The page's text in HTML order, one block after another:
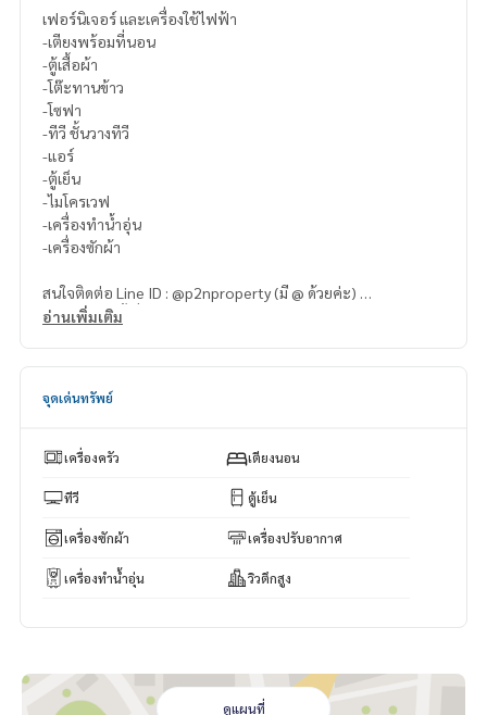
เฟอร์นิเจอร์ และเครื่องใช้ไฟฟ้า
-เตียงพร้อมที่นอน
-ตู้เสื้อผ้า
-โต๊ะทานข้าว
-โซฟา
-ทีวี ชั้นวางทีวี
-แอร์
-ตู้เย็น
-ไมโครเวฟ
-เครื่องทำน้ำอุ่น
-เครื่องซักผ้า
สนใจติดต่อ Line ID : @p2nproperty (มี @ ด้วยค่ะ)
หรือ กดลิ้งค์นี้เพื่อแอดไลน์ :
perty.com
** รับฝาก ขาย-เช่า คอนโด บ้าน ที่ดิน และอสังหาริมทรัพย์ทุกชนิ
อ่านเพิ่มเติม
จุดเด่นทรัพย์
เครื่องครัว เตียงนอน
ทีวี ตู้เย็น
เครื่องซักผ้า เครื่องปรับอากาศ
เครื่องทำน้ำอุ่น วิวตึกสูง
ดูแผนที่